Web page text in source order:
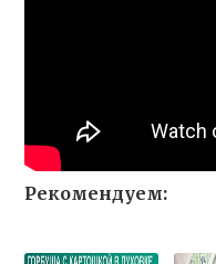
Рекомендуем: